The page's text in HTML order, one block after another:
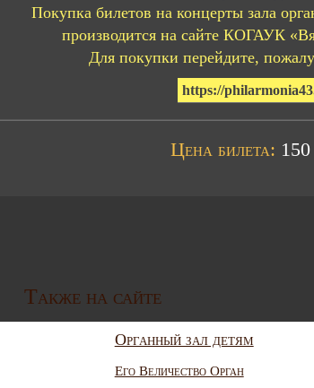
Покупка билетов на концерты зала
производится на сайте КОГАУК
Для покупки перейдите,
https://
Цена билета: 150
Также на сайте
Органный зал детям
Его Величество Орган